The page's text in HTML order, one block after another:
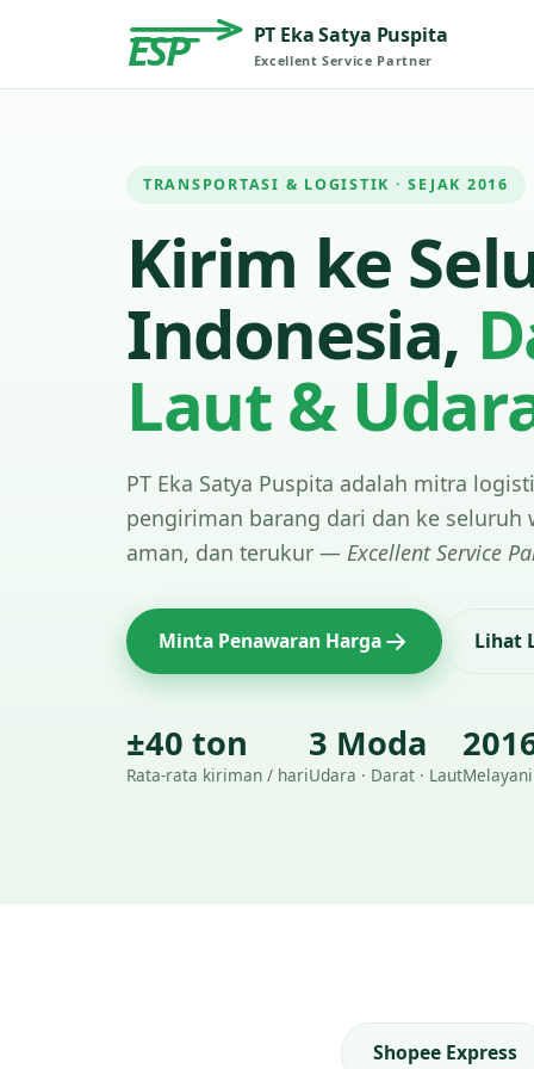
ESP PT Eka Satya Puspita
Excellent Service Partner
TRANSPORTASI & LOGISTIK · SEJAK 2016
Kirim ke
Indonesia,
Laut &
PT Eka Satya Puspita adalah mitra
pengiriman barang dari dan ke seluruh
aman, dan terukur — Excellent Service
Minta Penawaran Harga Lihat
±40 ton
Rata-rata kiriman / hari
3 Moda
Udara · Darat · Laut
Shopee Express